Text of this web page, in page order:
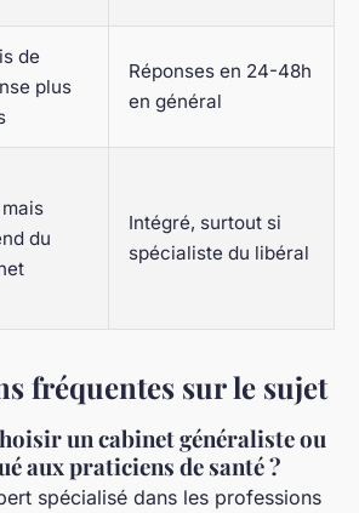
de
plus
Réponses en 24-48h
en général
du
Intégré, surtout si
spécialiste du libéral
fréquentes sur le sujet
un cabinet généraliste ou
aux praticiens de santé ?
spécialisé dans les professions